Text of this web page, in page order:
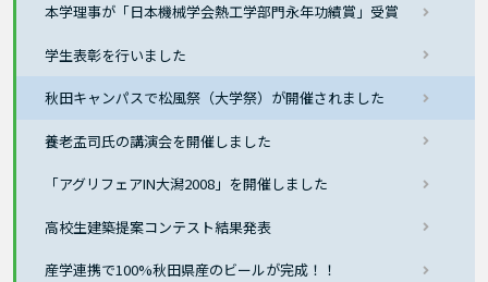
本学理事が「日本機械学会熱工学部門永年功績賞」受賞
学生表彰を行いました
秋田キャンパスで松風祭（大学祭）が開催されました
養老孟司氏の講演会を開催しました
「アグリフェアIN大潟2008」を開催しました
高校生建築提案コンテスト結果発表
産学連携で100%秋田県産のビールが完成！！